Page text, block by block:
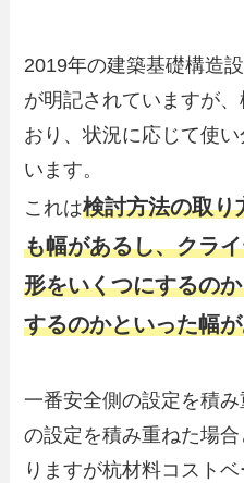
2019年の建築基礎構造
が明記されていますが
おり、状況に応じて使
います。
これは検討方法の取り
も幅があるし、クラ
形をいくつにするの
するのかといった幅
一番安全側の設定を積
の設定を積み重ねた場
りますが杭材料コスト